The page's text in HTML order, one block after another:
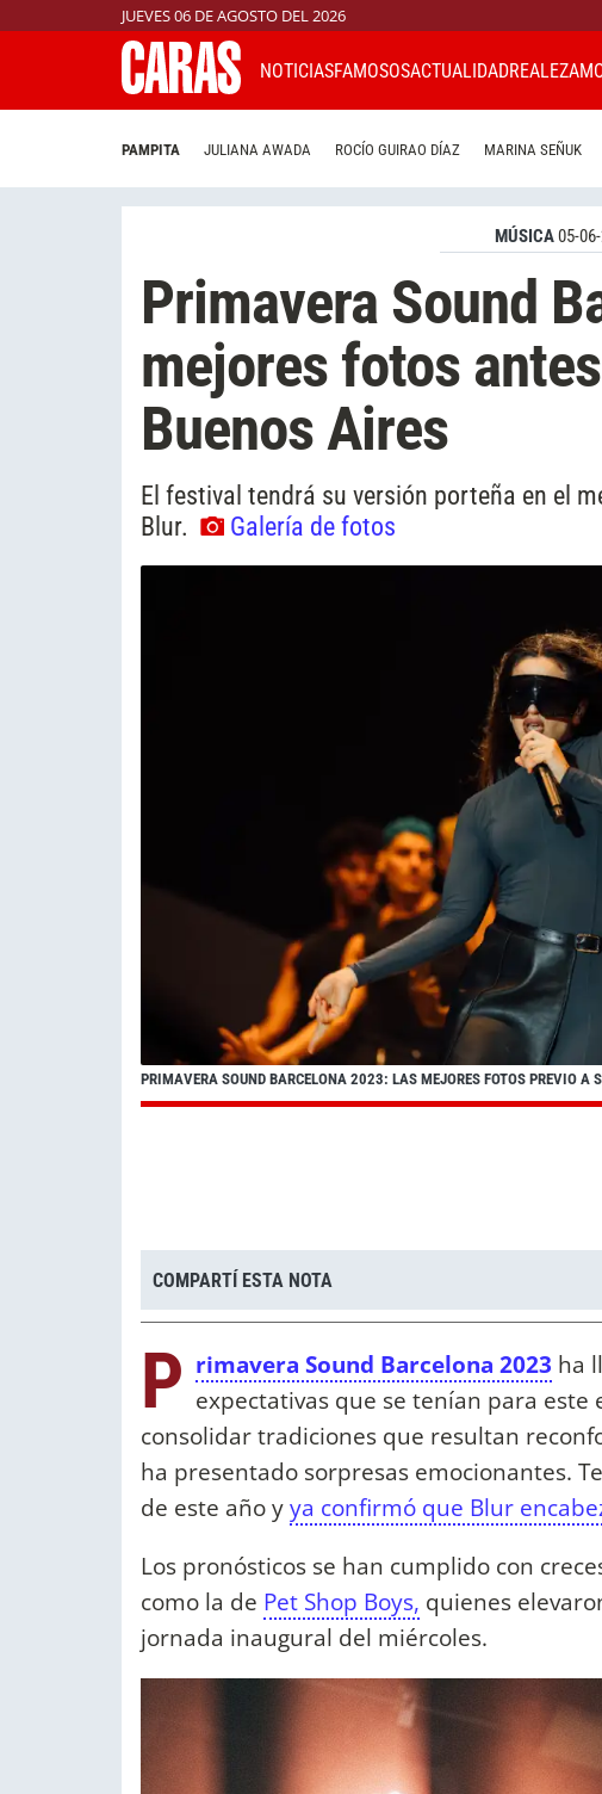
JUEVES 06 DE AGOSTO DEL 2026
NOTICIASFAMOSOSACTUALIDADREALEZA
PAMPITA JULIANA AWADA ROCÍO GUIRAO DÍAZ MARINA SEÑUK
MÚSICA05-
Primavera Sound
mejores fotos
Buenos Aires
El festival tendrá su versión porteña en el
Blur.
Galería de fotos
PRIMAVERA SOUND BARCELONA 2023: LAS MEJORES FOTOS PREVIO A
COMPARTÍ ESTA NOTA
P rimavera Sound Barcelona 2023 ha
expectativas que se tenían para este
consolidar tradiciones que resultan
ha presentado sorpresas emocionantes.
de este año yya confirmó que Blur
Los pronósticos se han cumplido con
como la de Pet Shop Boys, quienes
jornada inaugural del miércoles.